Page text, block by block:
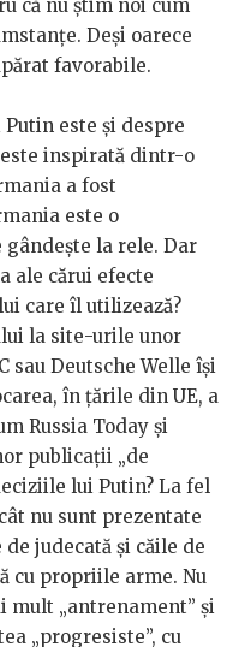
că nu știm noi cum
Deși oarece
favorabile.
este și despre
este inspirată dintr-o
a fost
este o
gândește la rele. Dar
ale cărui efecte
care îl utilizează?
la site-urile unor
sau Deutsche Welle își
în țările din UE, a
Russia Today și
publicații „de
lui Putin? La fel
nu sunt prezentate
judecată și căile de
cu propriile arme. Nu
mult „antrenament” și
„progresiste”, cu